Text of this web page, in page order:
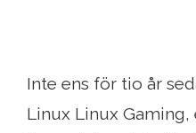
Inte ens för tio år
Linux Linux Gaming,